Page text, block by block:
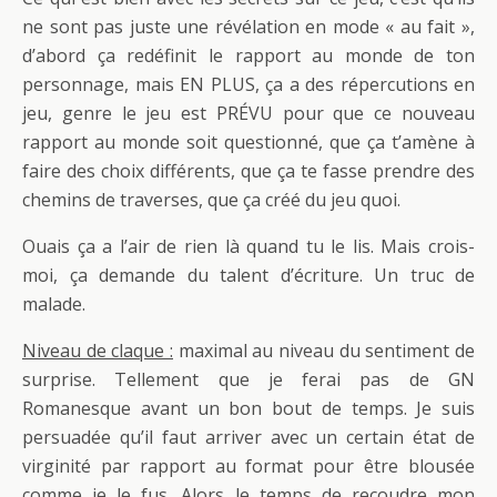
ne sont pas juste une révélation en mode « au fait »,
d’abord ça redéfinit le rapport au monde de ton
personnage, mais EN PLUS, ça a des répercutions en
jeu, genre le jeu est PRÉVU pour que ce nouveau
rapport au monde soit questionné, que ça t’amène à
faire des choix différents, que ça te fasse prendre des
chemins de traverses, que ça créé du jeu quoi.
Ouais ça a l’air de rien là quand tu le lis. Mais crois-
moi, ça demande du talent d’écriture. Un truc de
malade.
Niveau de claque : maximal au niveau du sentiment de
surprise. Tellement que je ferai pas de GN
Romanesque avant un bon bout de temps. Je suis
persuadée qu’il faut arriver avec un certain état de
virginité par rapport au format pour être blousée